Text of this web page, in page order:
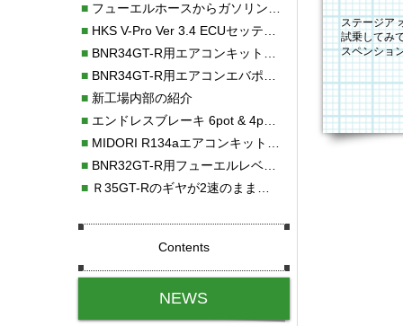
ステージア
試乗してみ
スペンショ
ップして
■フューエルホースからガソリン漏れ
■HKS V-Pro Ver 3.4 ECUセッティング
■BNR34GT-R用エアコンキット新発売！！
■BNR34GT-R用エアコンエバポレーターを新発売！！
■新工場内部の紹介
■エンドレスブレーキ 6pot & 4potオーバーホール
■MIDORI R134aエアコンキットタイプⅡ取り付け
■BNR32GT-R用フューエルレベルセンサー新発売！！
■Ｒ35GT-Rのギヤが2速のまま変速しない！！
Contents
NEWS